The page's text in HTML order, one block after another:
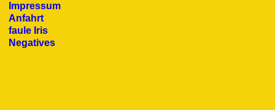
Impressum
Anfahrt
faule Iris
Negatives